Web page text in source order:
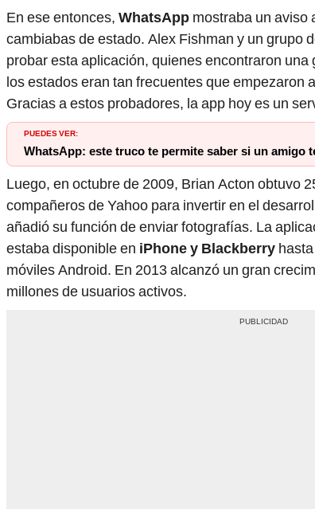
En ese entonces, WhatsApp mostraba un aviso
cambiabas de estado. Alex Fishman y un grupo
probar esta aplicación, quienes encontraron una
los estados eran tan frecuentes que empezaron
Gracias a estos probadores, la app hoy es un
PUEDES VER:
WhatsApp: este truco te permite saber si un amigo
Luego, en octubre de 2009, Brian Acton obtuvo
compañeros de Yahoo para invertir en el
añadió su función de enviar fotografías. La
estaba disponible en iPhone y Blackberry
móviles Android. En 2013 alcanzó un gran
millones de usuarios activos.